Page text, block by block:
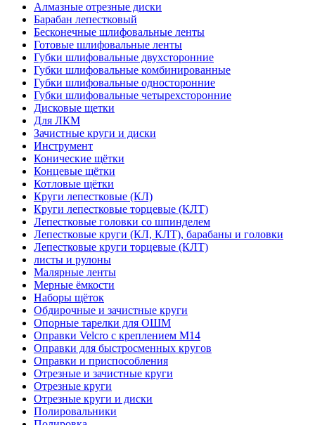
Алмазные отрезные диски
Барабан лепестковый
Бесконечные шлифовальные ленты
Готовые шлифовальные ленты
Губки шлифовальные двухсторонние
Губки шлифовальные комбинированные
Губки шлифовальные односторонние
Губки шлифовальные четырехсторонние
Дисковые щетки
Для ЛКМ
Зачистные круги и диски
Инструмент
Конические щётки
Концевые щётки
Котловые щётки
Круги лепестковые (КЛ)
Круги лепестковые торцевые (КЛТ)
Лепестковые головки со шпинделем
Лепестковые круги (КЛ, КЛТ), барабаны и головки
Лепестковые круги торцевые (КЛТ)
листы и рулоны
Малярные ленты
Мерные ёмкости
Наборы щёток
Обдирочные и зачистные круги
Опорные тарелки для ОШМ
Оправки Velcro с креплением M14
Оправки для быстросменных кругов
Оправки и приспособления
Отрезные и зачистные круги
Отрезные круги
Отрезные круги и диски
Полировальники